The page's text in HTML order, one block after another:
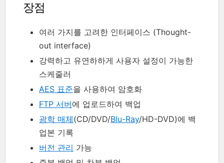
장점
여러 가지를 고려한 인터페이스 (Thought-
out interface)
강력하고 유연하하게 사용자 설정이 가능한
스케줄러
AES 표준을 사용하여 암호화
FTP 서버에 업로드하여 백업
광학 매체(CD/DVD/Blu-Ray/HD-DVD)에 백
업본 기록
버전 관리 가능